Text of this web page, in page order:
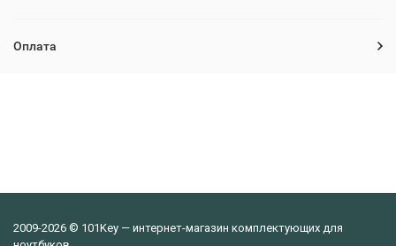
Оплата
2009-2026 © 101Key — интернет-магазин комплектующих для